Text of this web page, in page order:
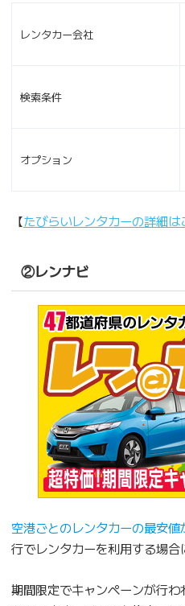
レンタカー会社
検索条件
オプション
【たびらいレンタカーの詳細は
②レンナビ
空港ごとのレンタカーの最安
行でレンタカーを利用する場合
期間限定でキャンペーンが行